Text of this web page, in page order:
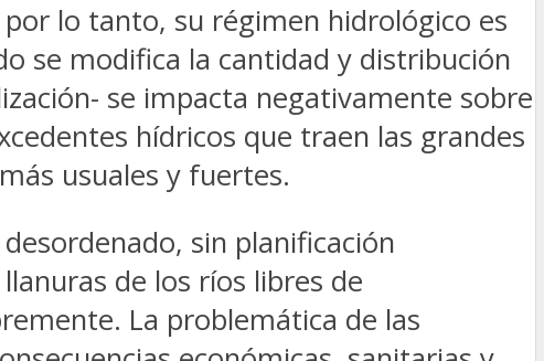
lo tanto, su régimen hidrológico es
se modifica la cantidad y distribución
se impacta negativamente sobre
hídricos que traen las grandes
usuales y fuertes.
sin planificación
de los ríos libres de
La problemática de las